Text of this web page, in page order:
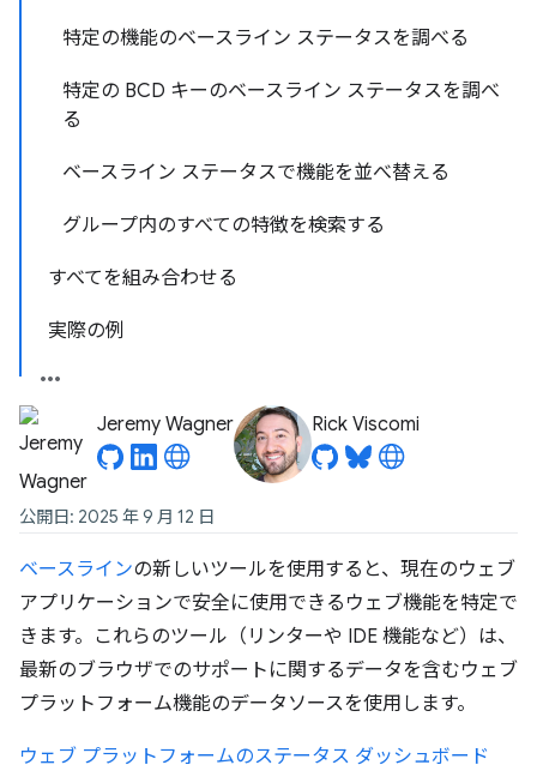
特定の機能のベースライン ステータスを調べる
特定の BCD キーのベースライン ステータスを調べ
る
ベースライン ステータスで機能を並べ替える
グループ内のすべての特徴を検索する
すべてを組み合わせる
実際の例
Jeremy Wagner Rick Viscomi
公開日: 2025 年 9 月 12 日
ベースラインの新しいツールを使用すると、現在のウェブ
アプリケーションで安全に使用できるウェブ機能を特定で
きます。これらのツール（リンターや IDE 機能など）は、
最新のブラウザでのサポートに関するデータを含むウェブ
プラットフォーム機能のデータソースを使用します。
ウェブ プラットフォームのステータス ダッシュボード